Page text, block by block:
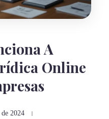
A
Online
2024